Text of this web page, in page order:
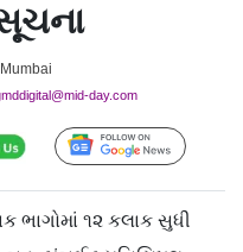
day.com
Follow Us
ભાગોમાં ૧૨ કલાક સુધી